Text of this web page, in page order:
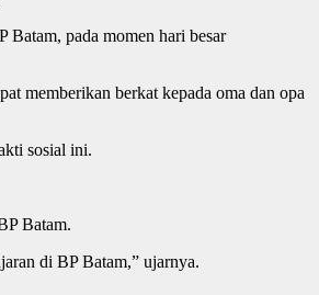
Batam, pada momen hari besar
memberikan berkat kepada oma dan opa
sosial ini.
Batam.
di BP Batam,” ujarnya.